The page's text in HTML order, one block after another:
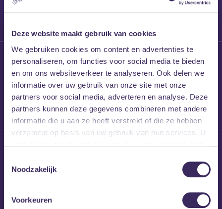
Deze website maakt gebruik van cookies
We gebruiken cookies om content en advertenties te
personaliseren, om functies voor social media te bieden
en om ons websiteverkeer te analyseren. Ook delen we
informatie over uw gebruik van onze site met onze
partners voor social media, adverteren en analyse. Deze
partners kunnen deze gegevens combineren met andere
informatie die u aan ze heeft verstrekt of die ze hebben
verzameld op basis van uw gebruik van hun services. U
Noodzakelijk
Voorkeuren
27 maart 2026
Willem’s Blog:
Frans Kalf
Willem’s Blog: High